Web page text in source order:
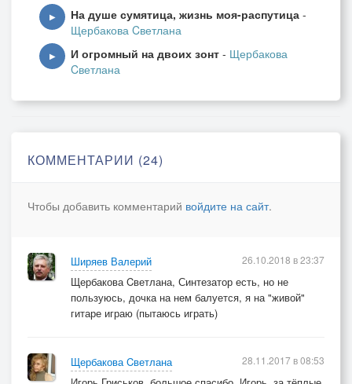
▶ На душе сумятица, жизнь моя-распутица -
Щербакова Cветлана
▶ И огромный на двоих зонт - Щербакова
Cветлана
КОММЕНТАРИИ (24)
Чтобы добавить комментарий войдите на сайт.
Ширяев Валерий
Щербакова Cветлана, Синтезатор есть, но не
пользуюсь, дочка на нем балуется, я на "живой"
гитаре играю (пытаюсь играть)
26.10.2018 в 23:37
Щербакова Cветлана
28.11.2017 в 08:53